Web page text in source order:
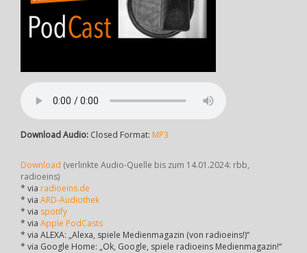
Download Audio: Closed Format: MP3
Download (verlinkte Audio-Quelle bis zum 14.01.2024: rbb,
radioeins)
* via radioeins.de
* via ARD-Audiothek
* via spotify
* via Apple PodCasts
* via ALEXA: „Alexa, spiele Medienmagazin (von radioeins!)“
* via Google Home: „Ok, Google, spiele radioeins Medienmagazin!“